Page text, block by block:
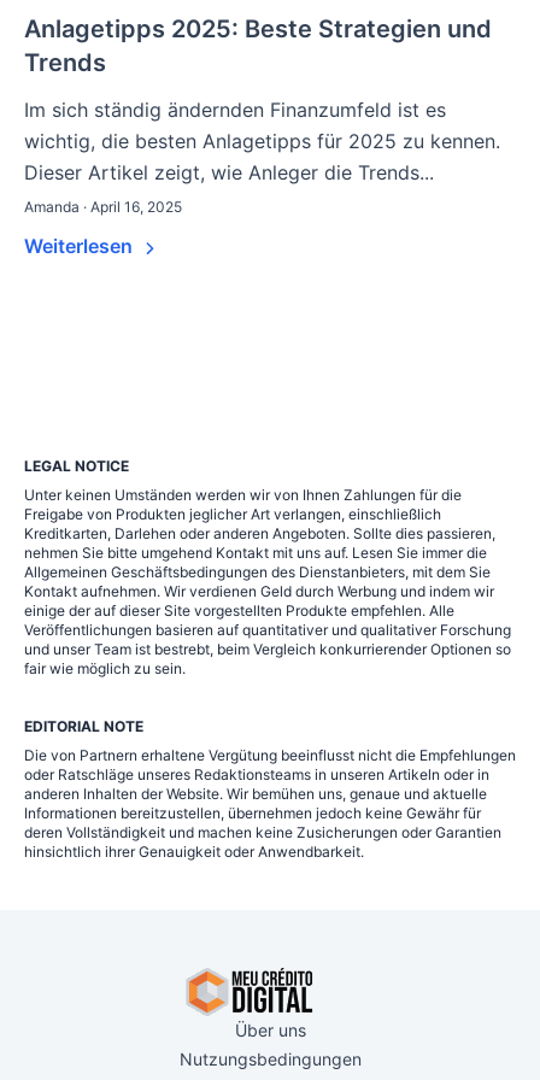
Anlagetipps 2025: Beste Strategien und
Trends
Im sich ständig ändernden Finanzumfeld ist es
wichtig, die besten Anlagetipps für 2025 zu kennen.
Dieser Artikel zeigt, wie Anleger die Trends...
Amanda · April 16, 2025
Weiterlesen
LEGAL NOTICE
Unter keinen Umständen werden wir von Ihnen Zahlungen für die
Freigabe von Produkten jeglicher Art verlangen, einschließlich
Kreditkarten, Darlehen oder anderen Angeboten. Sollte dies passieren,
nehmen Sie bitte umgehend Kontakt mit uns auf. Lesen Sie immer die
Allgemeinen Geschäftsbedingungen des Dienstanbieters, mit dem Sie
Kontakt aufnehmen. Wir verdienen Geld durch Werbung und indem wir
einige der auf dieser Site vorgestellten Produkte empfehlen. Alle
Veröffentlichungen basieren auf quantitativer und qualitativer Forschung
und unser Team ist bestrebt, beim Vergleich konkurrierender Optionen so
fair wie möglich zu sein.
EDITORIAL NOTE
Die von Partnern erhaltene Vergütung beeinflusst nicht die Empfehlungen
oder Ratschläge unseres Redaktionsteams in unseren Artikeln oder in
anderen Inhalten der Website. Wir bemühen uns, genaue und aktuelle
Informationen bereitzustellen, übernehmen jedoch keine Gewähr für
deren Vollständigkeit und machen keine Zusicherungen oder Garantien
hinsichtlich ihrer Genauigkeit oder Anwendbarkeit.
Über uns
Nutzungsbedingungen